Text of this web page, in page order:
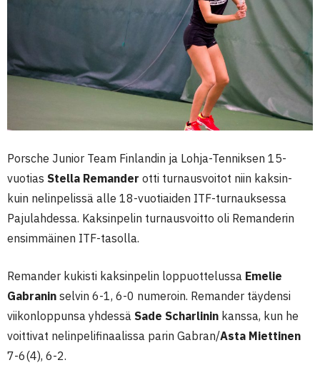
Porsche Junior Team Finlandin ja Lohja-Tenniksen 15-
vuotias Stella Remander otti turnausvoitot niin kaksin-
kuin nelinpelissä alle 18-vuotiaiden ITF-turnauksessa
Pajulahdessa. Kaksinpelin turnausvoitto oli Remanderin
ensimmäinen ITF-tasolla.
Remander kukisti kaksinpelin loppuottelussa Emelie
Gabranin selvin 6-1, 6-0 numeroin. Remander täydensi
viikonloppunsa yhdessä Sade Scharlinin kanssa, kun he
voittivat nelinpelifinaalissa parin Gabran/Asta Miettinen
7-6(4), 6-2.